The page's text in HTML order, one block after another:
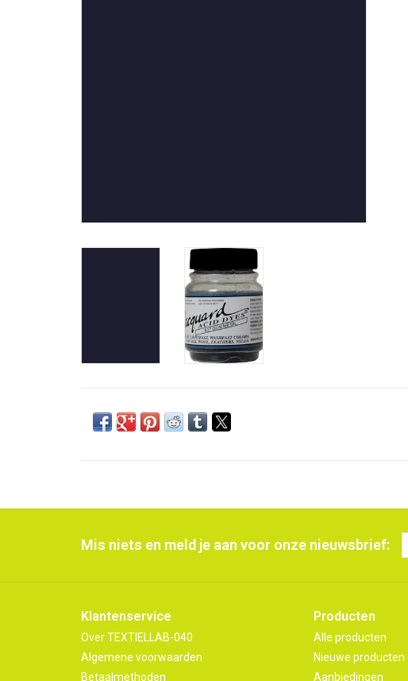
Mis niets en meld je aan voor onze nieuwsbrief:
Klantenservice
Over TEXTIELLAB-040
Algemene voorwaarden
Betaalmethoden
Producten
Alle producten
Nieuwe producten
Aanbiedingen